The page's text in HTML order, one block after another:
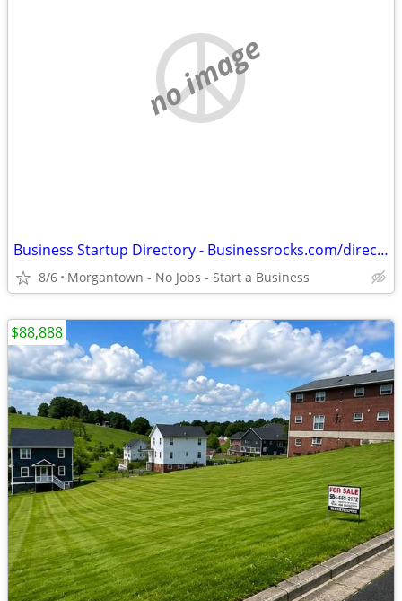
no image
Business Startup Directory - Businessrocks.com/directory.html
8/6 Morgantown - No Jobs - Start a Business
$88,888